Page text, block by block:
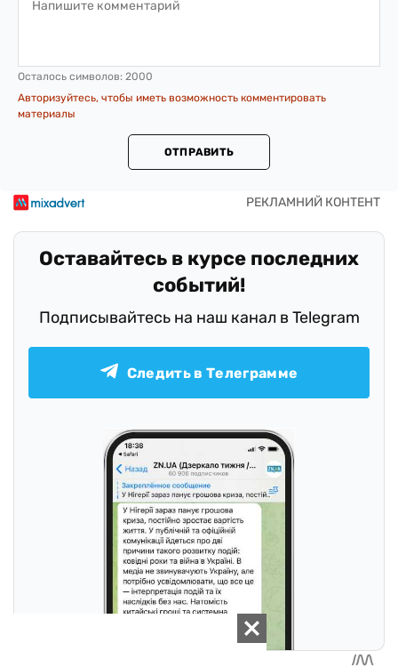
Осталось символов: 2000
Авторизуйтесь, чтобы иметь возможность комментировать
материалы
ОТПРАВИТЬ
Оставайтесь в курсе последних
событий!
Подписывайтесь на наш канал в Telegram
Следить в Телеграмме